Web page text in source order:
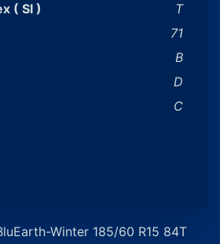
( SI )
T
71
B
D
C